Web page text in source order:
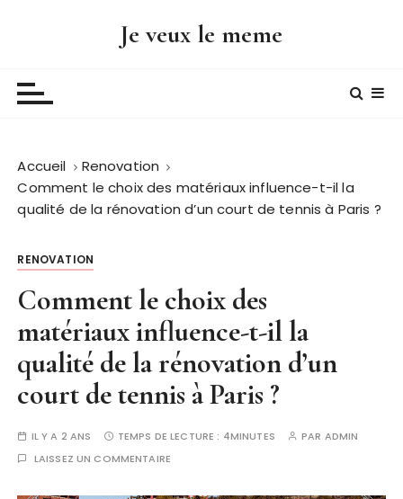
Je veux le meme
Accueil
Renovation
Comment le choix des matériaux influence-t-il la
qualité de la rénovation d’un court de tennis à Paris ?
RENOVATION
Comment le choix des
matériaux influence-t-il la
qualité de la rénovation d’un
court de tennis à Paris ?
IL Y A 2 ANS TEMPS DE LECTURE : 4MINUTES PAR ADMIN
LAISSEZ UN COMMENTAIRE